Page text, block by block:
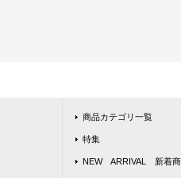
商品カテゴリ一覧
特集
NEW ARRIVAL 新着